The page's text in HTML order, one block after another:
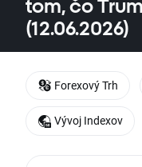
tom, čo
(12.06.2026)
Forexový Trh
Vývoj Indexov